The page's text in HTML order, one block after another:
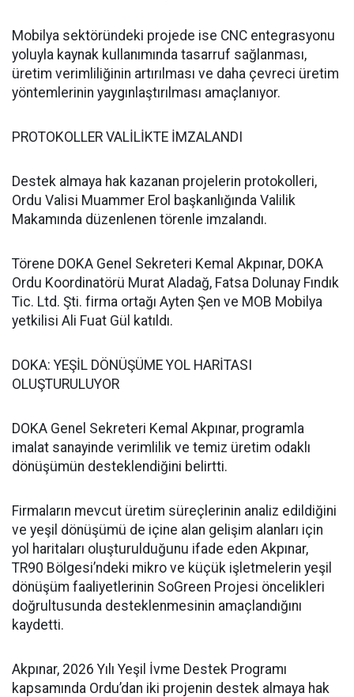
Mobilya sektöründeki projede ise CNC entegrasyonu
yoluyla kaynak kullanımında tasarruf sağlanması,
üretim verimliliğinin artırılması ve daha çevreci üretim
yöntemlerinin yaygınlaştırılması amaçlanıyor.
PROTOKOLLER VALİLİKTE İMZALANDI
Destek almaya hak kazanan projelerin protokolleri,
Ordu Valisi Muammer Erol başkanlığında Valilik
Makamında düzenlenen törenle imzalandı.
Törene DOKA Genel Sekreteri Kemal Akpınar, DOKA
Ordu Koordinatörü Murat Aladağ, Fatsa Dolunay Fındık
Tic. Ltd. Şti. firma ortağı Ayten Şen ve MOB Mobilya
yetkilisi Ali Fuat Gül katıldı.
DOKA: YEŞİL DÖNÜŞÜME YOL HARİTASI
OLUŞTURULUYOR
DOKA Genel Sekreteri Kemal Akpınar, programla
imalat sanayinde verimlilik ve temiz üretim odaklı
dönüşümün desteklendiğini belirtti.
Firmaların mevcut üretim süreçlerinin analiz edildiğini
ve yeşil dönüşümü de içine alan gelişim alanları için
yol haritaları oluşturulduğunu ifade eden Akpınar,
TR90 Bölgesi’ndeki mikro ve küçük işletmelerin yeşil
dönüşüm faaliyetlerinin SoGreen Projesi öncelikleri
doğrultusunda desteklenmesinin amaçlandığını
kaydetti.
Akpınar, 2026 Yılı Yeşil İvme Destek Programı
kapsamında Ordu’dan iki projenin destek almaya hak